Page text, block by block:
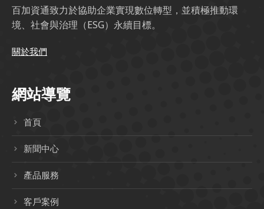
百加資通致力於協助企業實現數位轉型，並積極推動環
境、社會與治理（ESG）永續目標。
關於我們
網站導覽
首頁
新聞中心
產品服務
客戶案例